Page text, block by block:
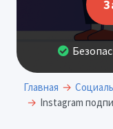
Главная
Instagram